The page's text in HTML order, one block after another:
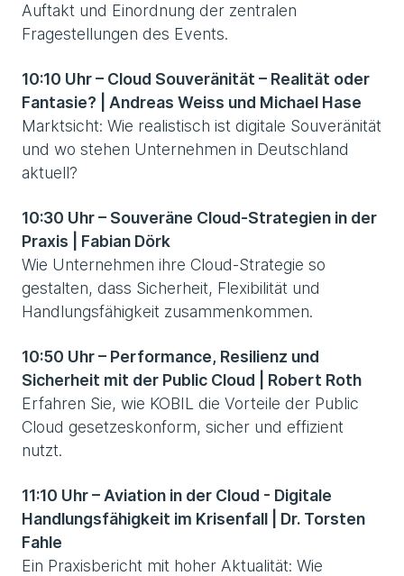
Auftakt und Einordnung der zentralen
Fragestellungen des Events.
10:10 Uhr – Cloud Souveränität – Realität oder
Fantasie? | Andreas Weiss und Michael Hase
Marktsicht: Wie realistisch ist digitale Souveränität
und wo stehen Unternehmen in Deutschland
aktuell?
10:30 Uhr – Souveräne Cloud-Strategien in der
Praxis | Fabian Dörk
Wie Unternehmen ihre Cloud-Strategie so
gestalten, dass Sicherheit, Flexibilität und
Handlungsfähigkeit zusammenkommen.
10:50 Uhr – Performance, Resilienz und
Sicherheit mit der Public Cloud | Robert Roth
Erfahren Sie, wie KOBIL die Vorteile der Public
Cloud gesetzeskonform, sicher und effizient
nutzt.
11:10 Uhr – Aviation in der Cloud - Digitale
Handlungsfähigkeit im Krisenfall | Dr. Torsten
Fahle
Ein Praxisbericht mit hoher Aktualität: Wie